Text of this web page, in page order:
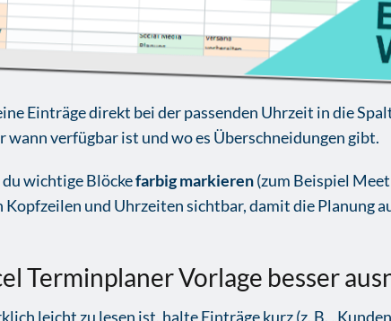
Einträge direkt bei der passenden Uhrzeit in die
wann verfügbar ist und wo es Überschneidungen gibt.
wichtige Blöckefarbig markieren(zum Beispiel
Kopfzeilen und Uhrzeiten sichtbar, damit die Planung
Terminplaner Vorlage besser
leicht zu lesen ist, halte Einträge kurz (z. B.